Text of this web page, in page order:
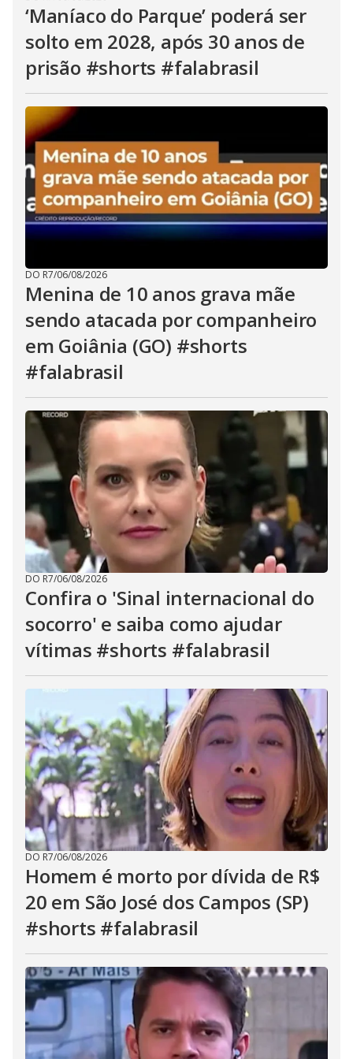
‘Maníaco do Parque’ poderá ser
solto em 2028, após 30 anos de
prisão #shorts #falabrasil
DO R7/06/08/2026
Menina de 10 anos grava mãe
sendo atacada por companheiro
em Goiânia (GO) #shorts
#falabrasil
DO R7/06/08/2026
Confira o 'Sinal internacional do
socorro' e saiba como ajudar
vítimas #shorts #falabrasil
DO R7/06/08/2026
Homem é morto por dívida de R$
20 em São José dos Campos (SP)
#shorts #falabrasil